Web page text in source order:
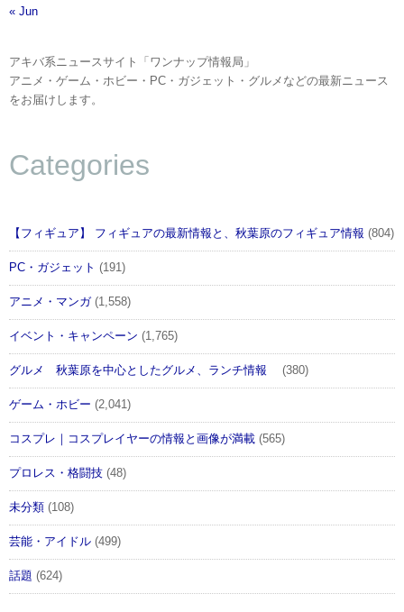
« Jun
アキバ系ニュースサイト「ワンナップ情報局」
アニメ・ゲーム・ホビー・PC・ガジェット・グルメなどの最新ニュース
をお届けします。
Categories
【フィギュア】 フィギュアの最新情報と、秋葉原のフィギュア情報 (804)
PC・ガジェット (191)
アニメ・マンガ(1,558)
イベント・キャンペーン (1,765)
グルメ 秋葉原を中心としたグルメ、ランチ情報 (380)
ゲーム・ホビー (2,041)
コスプレ｜コスプレイヤーの情報と画像が満載 (565)
プロレス・格闘技 (48)
未分類 (108)
芸能・アイドル (499)
話題 (624)